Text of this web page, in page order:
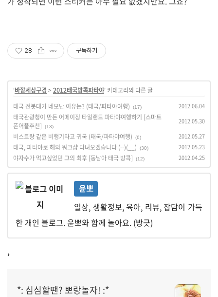
28 구독하기
'바깥세상구경 > 2012태국방콕파타야' 카테고리의 다른 글
태국 전봇대가 네모난 이유는? (태국/파타야여행)
(17) 2012.06.04
태국관광청이 만든 어메이징 타일랜드 파타야여행하기 [스마트
폰어플추천]
(13)
2012.05.30
비스트랑 같은 비행기타고 귀국 (태국/파타야여행) (6) 2012.05.27
태국, 파타야로 해외 워크샵 다녀오겠습니다 (--)(__) (30) 2012.05.23
야자수가 먹고싶었던 그의 최후 [동남아 태국 방콕] (12) 2012.04.25
윤뽀
일상, 생활정보, 육아, 리뷰, 잡담이 가득
한 개인 블로그. 윤뽀와 함께 놀아요. (방긋)
,
*: 심심할땐? 뽀랑놀자! :*